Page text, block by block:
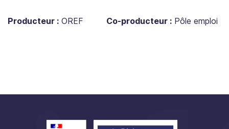
Producteur : OREF Co-producteur : Pôle emploi